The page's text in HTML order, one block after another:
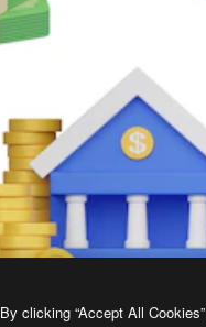
By clicking “Accept All